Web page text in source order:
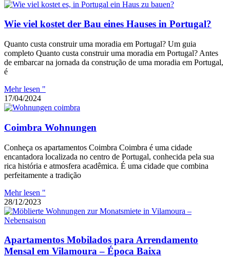
Wie viel kostet der Bau eines Hauses in Portugal?
Quanto custa construir uma moradia em Portugal? Um guia
completo Quanto custa construir uma moradia em Portugal? Antes
de embarcar na jornada da construção de uma moradia em Portugal,
é
Mehr lesen "
17/04/2024
Coimbra Wohnungen
Conheça os apartamentos Coimbra Coimbra é uma cidade
encantadora localizada no centro de Portugal, conhecida pela sua
rica história e atmosfera acadêmica. É uma cidade que combina
perfeitamente a tradição
Mehr lesen "
28/12/2023
Apartamentos Mobilados para Arrendamento
Mensal em Vilamoura – Época Baixa